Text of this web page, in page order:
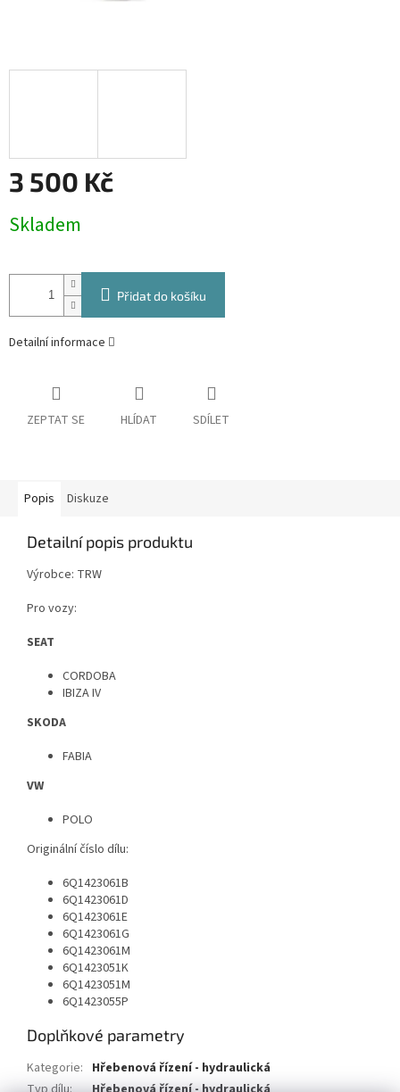
3 500 Kč
cena:
Skladem
Přidat do košíku
Detailní informace
ZEPTAT SE HLÍDAT SDÍLET
Popis Diskuze
Detailní popis produktu
Výrobce: TRW
Pro vozy:
SEAT
CORDOBA
IBIZA IV
SKODA
FABIA
VW
POLO
Originální číslo dílu:
6Q1423061B
6Q1423061D
6Q1423061E
6Q1423061G
6Q1423061M
6Q1423051K
6Q1423051M
6Q1423055P
Doplňkové parametry
Kategorie: Hřebenová řízení - hydraulická